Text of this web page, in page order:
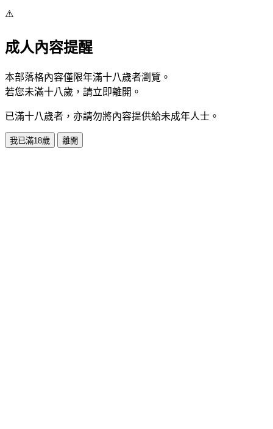
⚠️
成人內容提醒
本部落格內容僅限年滿十八歲者瀏覽。
若您未滿十八歲，請立即離開。
已滿十八歲者，亦請勿將內容提供給未成年人士。
我已滿18歲 離開